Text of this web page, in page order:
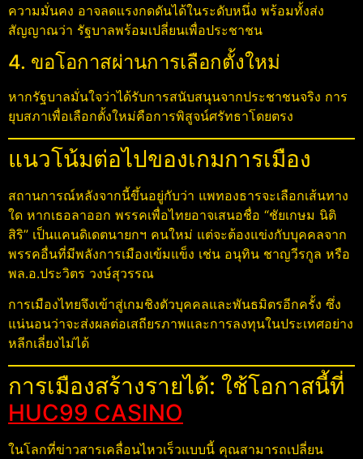
ความมั่นคง อาจลดแรงกดดันได้ในระดับหนึ่ง พร้อมทั้งส่ง
สัญญาณว่า รัฐบาลพร้อมเปลี่ยนเพื่อประชาชน
4. ขอโอกาสผ่านการเลือกตั้งใหม่
หากรัฐบาลมั่นใจว่าได้รับการสนับสนุนจากประชาชนจริง การ
ยุบสภาเพื่อเลือกตั้งใหม่คือการพิสูจน์ศรัทธาโดยตรง
แนวโน้มต่อไปของเกมการเมือง
สถานการณ์หลังจากนี้ขึ้นอยู่กับว่า แพทองธารจะเลือกเส้นทาง
ใด หากเธอลาออก พรรคเพื่อไทยอาจเสนอชื่อ “ชัยเกษม นิติ
สิริ” เป็นแคนดิเดตนายกฯ คนใหม่ แต่จะต้องแข่งกับบุคคลจาก
พรรคอื่นที่มีพลังการเมืองเข้มแข็ง เช่น อนุทิน ชาญวีรกูล หรือ
พล.อ.ประวิตร วงษ์สุวรรณ
การเมืองไทยจึงเข้าสู่เกมชิงตัวบุคคลและพันธมิตรอีกครั้ง ซึ่ง
แน่นอนว่าจะส่งผลต่อเสถียรภาพและการลงทุนในประเทศอย่าง
หลีกเลี่ยงไม่ได้
การเมืองสร้างรายได้: ใช้โอกาสนี้ที่
HUC99 CASINO
ในโลกที่ข่าวสารเคลื่อนไหวเร็วแบบนี้ คุณสามารถเปลี่ยน